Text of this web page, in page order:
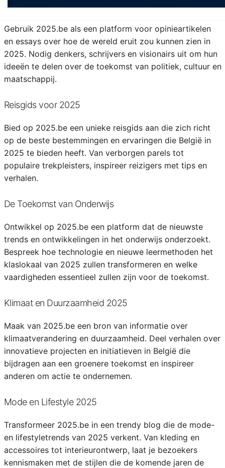
Visie op de Toekomst
Gebruik 2025.be als een platform voor opinieartikelen
en essays over hoe de wereld eruit zou kunnen zien in
2025. Nodig denkers, schrijvers en visionairs uit om hun
ideeën te delen over de toekomst van politiek, cultuur en
maatschappij.
Reisgids voor 2025
Bied op 2025.be een unieke reisgids aan die zich richt
op de beste bestemmingen en ervaringen die België in
2025 te bieden heeft. Van verborgen parels tot
populaire trekpleisters, inspireer reizigers met tips en
verhalen.
De Toekomst van Onderwijs
Ontwikkel op 2025.be een platform dat de nieuwste
trends en ontwikkelingen in het onderwijs onderzoekt.
Bespreek hoe technologie en nieuwe leermethoden het
klaslokaal van 2025 zullen transformeren en welke
vaardigheden essentieel zullen zijn voor de toekomst.
Klimaat en Duurzaamheid 2025
Maak van 2025.be een bron van informatie over
klimaatverandering en duurzaamheid. Deel verhalen over
innovatieve projecten en initiatieven in België die
bijdragen aan een groenere toekomst en inspireer
anderen om actie te ondernemen.
Mode en Lifestyle 2025
Transformeer 2025.be in een trendy blog die de mode-
en lifestyletrends van 2025 verkent. Van kleding en
accessoires tot interieurontwerp, laat je bezoekers
kennismaken met de stijlen die de komende jaren de